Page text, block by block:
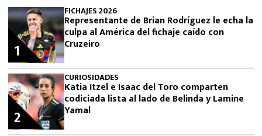
FICHAJES 2026
Representante de Brian Rodríguez le echa la
culpa al América del fichaje caído con
Cruzeiro
1
CURIOSIDADES
Katia Itzel e Isaac del Toro comparten
codiciada lista al lado de Belinda y Lamine
Yamal
2